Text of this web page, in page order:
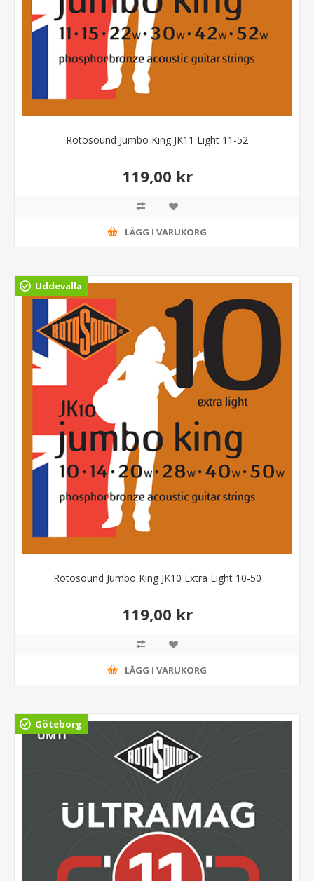
Rotosound Jumbo King JK11 Light 11-52
119,00 kr
LÄGG I VARUKORG
Uddevalla
Rotosound Jumbo King JK10 Extra Light 10-50
119,00 kr
LÄGG I VARUKORG
Göteborg